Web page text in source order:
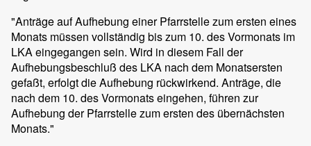
"Anträge auf Aufhebung einer Pfarrstelle zum ersten eines
Monats müssen vollständig bis zum 10. des Vormonats im
LKA eingegangen sein. Wird in diesem Fall der
Aufhebungsbeschluß des LKA nach dem Monatsersten
gefaßt, erfolgt die Aufhebung rückwirkend. Anträge, die
nach dem 10. des Vormonats eingehen, führen zur
Aufhebung der Pfarrstelle zum ersten des übernächsten
Monats."